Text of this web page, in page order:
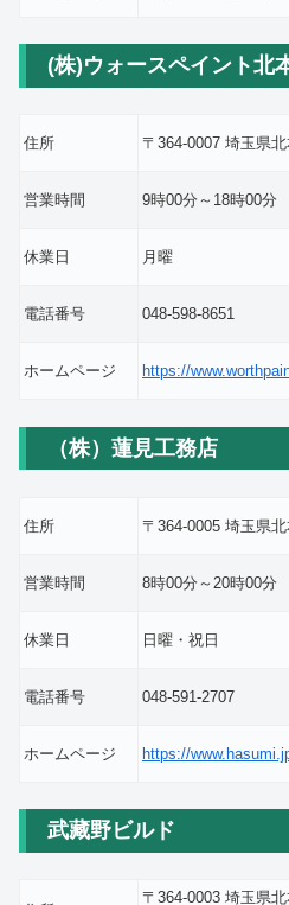
(株)ウォースペイント北
住所 〒364-0007 埼玉県
営業時間 9時00分～18時00分
休業日 月曜
電話番号 048-598-8651
ホームページ https://
（株）蓮見工務店
住所 〒364-0005 埼玉県
営業時間 8時00分～20時00分
休業日 日曜・祝日
電話番号 048-591-2707
ホームページ https://
武藏野ビルド
〒364-0003 埼玉県